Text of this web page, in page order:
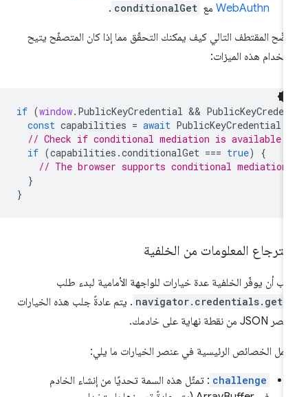
WebAuthnمع conditionalGet
.
المقتطف التالي كيف يمكنك التحقّق مما إذا كان المتصفّح يتيح
هذه الميزات:
if (window.PublicKeyCredential &&
const capabilities = await PublicKeyCredential
// Check if conditional mediation is
if (capabilities.conditionalGet === true
// The browser supports conditional
المعلومات من الخلفية
أن يوفّر الخلفية عدة خيارات للواجهة الأمامية لبدء طلب
. يتم عادةً جلب هذه الخيارات
الخصائص الرئيسية في عنصر الخيارات ما يلي:
challenge : تمثّل هذه السمة تحديًا من إنشاء الخادم